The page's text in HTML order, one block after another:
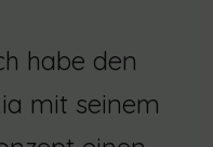
habe den
mit seinem